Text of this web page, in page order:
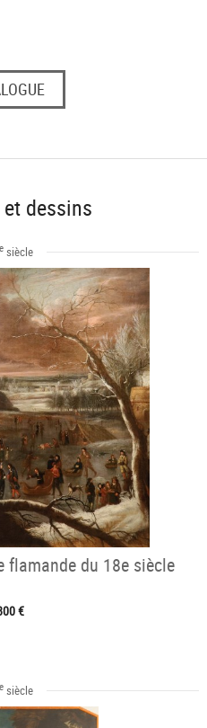
dessins
e siècle
flamande du 18e siècle
€
e siècle